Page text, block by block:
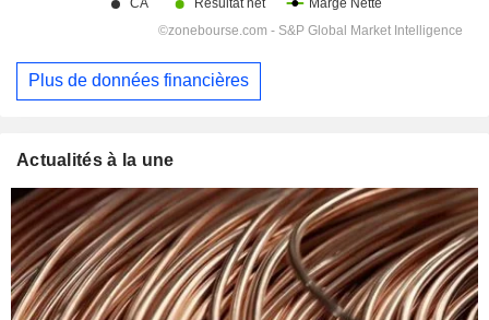
Plus de données financières
Actualités à la une